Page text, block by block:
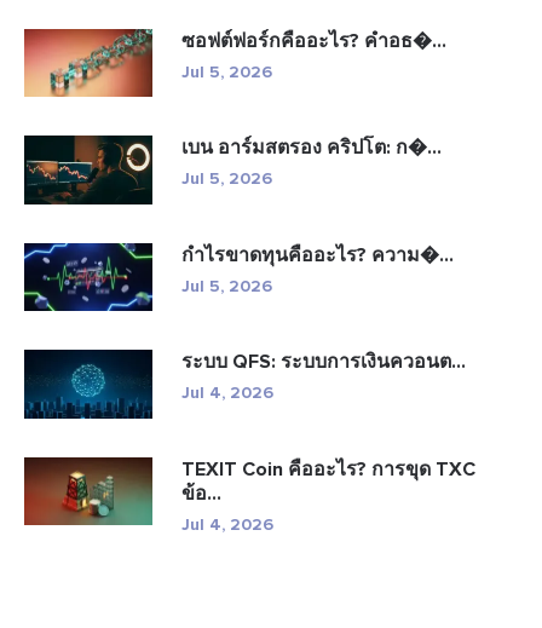
ซอฟต์ฟอร์กคืออะไร? คำอธ�...
Jul 5, 2026
เบน อาร์มสตรอง คริปโต: ก�...
Jul 5, 2026
กำไรขาดทุนคืออะไร? ความ�...
Jul 5, 2026
ระบบ QFS: ระบบการเงินควอนต...
Jul 4, 2026
TEXIT Coin คืออะไร? การขุด TXC
ข้อ...
Jul 4, 2026